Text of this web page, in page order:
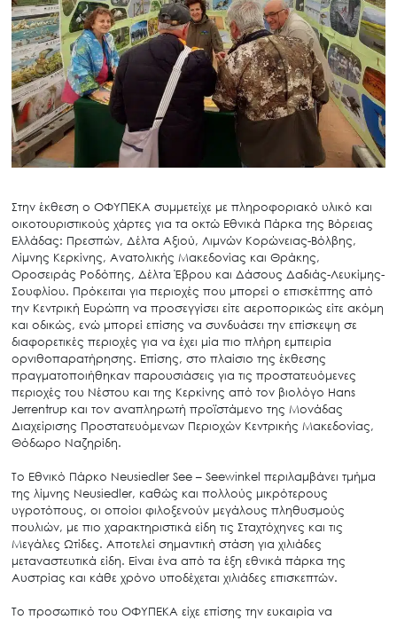
Στην έκθεση ο ΟΦΥΠΕΚΑ συμμετείχε με πληροφοριακό υλικό και
οικοτουριστικούς χάρτες για τα οκτώ Εθνικά Πάρκα της Βόρειας
Ελλάδας: Πρεσπών, Δέλτα Αξιού, Λιμνών Κορώνειας-Βόλβης,
Λίμνης Κερκίνης, Ανατολικής Μακεδονίας και Θράκης,
Οροσειράς Ροδόπης, Δέλτα Έβρου και Δάσους Δαδιάς-Λευκίμης-
Σουφλίου. Πρόκειται για περιοχές που μπορεί ο επισκέπτης από
την Κεντρική Ευρώπη να προσεγγίσει είτε αεροπορικώς είτε ακόμη
και οδικώς, ενώ μπορεί επίσης να συνδυάσει την επίσκεψη σε
διαφορετικές περιοχές για να έχει μία πιο πλήρη εμπειρία
ορνιθοπαρατήρησης. Επίσης, στο πλαίσιο της έκθεσης
πραγματοποιήθηκαν παρουσιάσεις για τις προστατευόμενες
περιοχές του Νέστου και της Κερκίνης από τον βιολόγο Hans
Jerrentrup και τον αναπληρωτή προϊστάμενο της Μονάδας
Διαχείρισης Προστατευόμενων Περιοχών Κεντρικής Μακεδονίας,
Θόδωρο Ναζηρίδη.
To Εθνικό Πάρκο Neusiedler See – Seewinkel περιλαμβάνει τμήμα
της λίμνης Neusiedler, καθώς και πολλούς μικρότερους
υγροτόπους, οι οποίοι φιλοξενούν μεγάλους πληθυσμούς
πουλιών, με πιο χαρακτηριστικά είδη τις Σταχτόχηνες και τις
Μεγάλες Ωτίδες. Αποτελεί σημαντική στάση για χιλιάδες
μεταναστευτικά είδη. Είναι ένα από τα έξη εθνικά πάρκα της
Αυστρίας και κάθε χρόνο υποδέχεται χιλιάδες επισκεπτών.
Το προσωπικό του ΟΦΥΠΕΚΑ είχε επίσης την ευκαιρία να